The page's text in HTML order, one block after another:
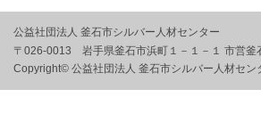
公益社団法人 釜石市シルバー人材センター
〒026-0013 岩手県釜石市浜町１－１－１ 市営釜
Copyright© 公益社団法人 釜石市シルバー人材セ